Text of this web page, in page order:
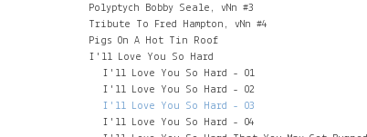
Polyptych Bobby Seale, vNn #3
Tribute To Fred Hampton, vNn #4
Pigs On A Hot Tin Roof
I'll Love You So Hard
I'll Love You So Hard - 01
I'll Love You So Hard - 02
I'll Love You So Hard - 03
I'll Love You So Hard - 04